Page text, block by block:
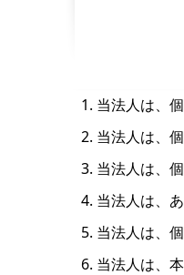
当法人は、
当法人は、
当法人は、
当法人は、
当法人は、
当法人は、